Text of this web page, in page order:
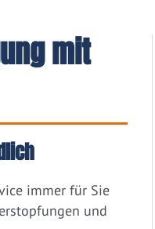
mit
immer für Sie
und